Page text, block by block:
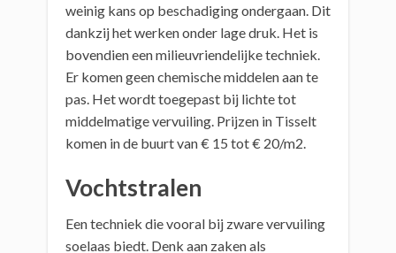
weinig kans op beschadiging ondergaan. Dit
dankzij het werken onder lage druk. Het is
bovendien een milieuvriendelijke techniek.
Er komen geen chemische middelen aan te
pas. Het wordt toegepast bij lichte tot
middelmatige vervuiling. Prijzen in Tisselt
komen in de buurt van € 15 tot € 20/m2.
Vochtstralen
Een techniek die vooral bij zware vervuiling
soelaas biedt. Denk aan zaken als